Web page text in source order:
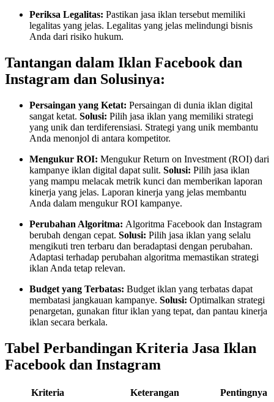
Periksa Legalitas: Pastikan jasa iklan tersebut memiliki
legalitas yang jelas. Legalitas yang jelas melindungi bisnis
Anda dari risiko hukum.
Tantangan dalam Iklan Facebook dan
Instagram dan Solusinya:
Persaingan yang Ketat: Persaingan di dunia iklan digital
sangat ketat. Solusi: Pilih jasa iklan yang memiliki strategi
yang unik dan terdiferensiasi. Strategi yang unik membantu
Anda menonjol di antara kompetitor.
Mengukur ROI: Mengukur Return on Investment (ROI) dari
kampanye iklan digital dapat sulit. Solusi: Pilih jasa iklan
yang mampu melacak metrik kunci dan memberikan laporan
kinerja yang jelas. Laporan kinerja yang jelas membantu
Anda dalam mengukur ROI kampanye.
Perubahan Algoritma: Algoritma Facebook dan Instagram
berubah dengan cepat. Solusi: Pilih jasa iklan yang selalu
mengikuti tren terbaru dan beradaptasi dengan perubahan.
Adaptasi terhadap perubahan algoritma memastikan strategi
iklan Anda tetap relevan.
Budget yang Terbatas: Budget iklan yang terbatas dapat
membatasi jangkauan kampanye. Solusi: Optimalkan strategi
penargetan, gunakan fitur iklan yang tepat, dan pantau kinerja
iklan secara berkala.
Tabel Perbandingan Kriteria Jasa Iklan
Facebook dan Instagram
Kriteria Keterangan
Pentingnya